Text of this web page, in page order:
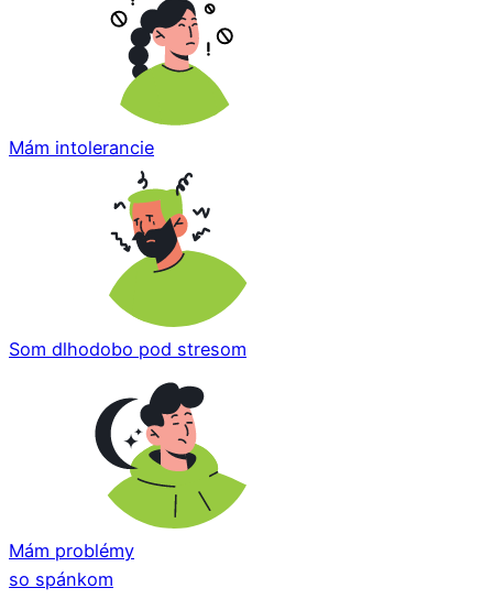
Mám intolerancie
Som dlhodobo pod stresom
Mám problémy
so spánkom